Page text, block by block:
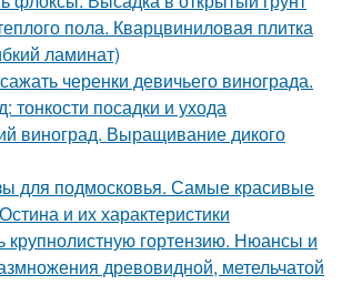
пола. Кварцвиниловая плитка
ламинат)
черенки девичьего винограда.
тонкости посадки и ухода
виноград. Выращивание дикого
для подмосковья. Самые красивые
и их характеристики
крупнолистную гортензию. Нюансы и
древовидной, метельчатой